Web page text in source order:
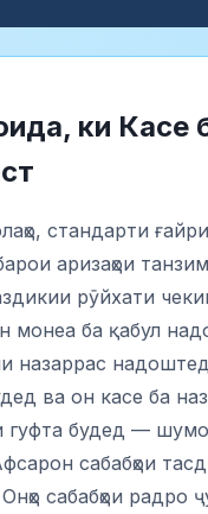
ки
стандарти
аризаҳои
рӯйхати
монеа ба қабул
назаррас
ва он касе ба
гуфта будед —
сабабҳои
сабабҳои радро